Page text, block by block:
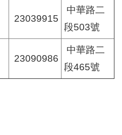
23039915
中華路二
段503號
23090986
中華路二
段465號